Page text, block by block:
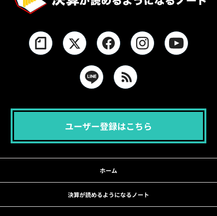
ユーザー登録はこちら
ホーム
決算が読めるようになるノート